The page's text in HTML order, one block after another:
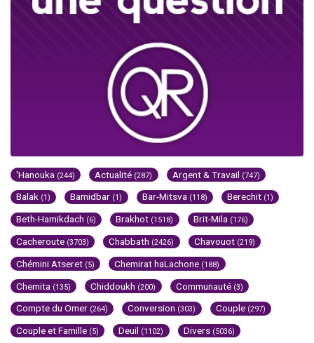
'Hanouka (244) Actualité (287) Argent & Travail (747)
Balak (1) Bamidbar (1) Bar-Mitsva (118) Berechit (1)
Beth-Hamikdach (6) Brakhot (1518) Brit-Mila (176)
Cacheroute (3703) Chabbath (2426) Chavouot (219)
Chémini Atseret (5) Chemirat haLachone (188)
Chemita (135) Chiddoukh (200) Communauté (3)
Compte du Omer (264) Conversion (303) Couple (297)
Couple et Famille (5) Deuil (1102) Divers (5036)